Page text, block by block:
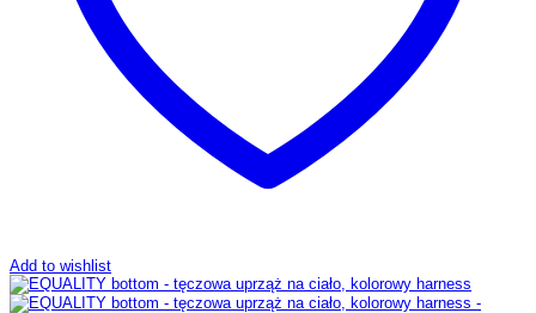
Add to wishlist